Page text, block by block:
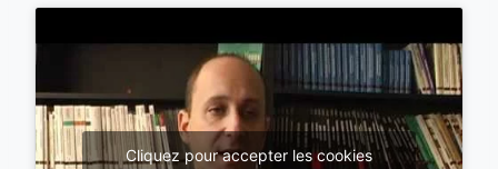
Cliquez pour accepter les cookies